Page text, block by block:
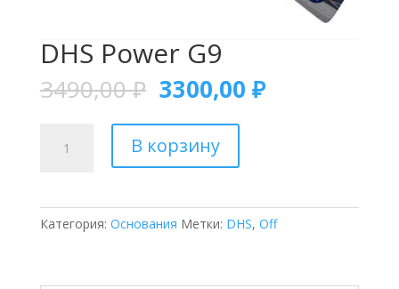
DHS Power G9
3490,00₽ 3300,00 ₽
товара
В корзину
Категория: Основания Метки: DHS, Off